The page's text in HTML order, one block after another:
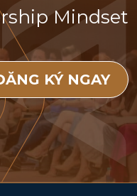
Mindset
KÝ NGAY